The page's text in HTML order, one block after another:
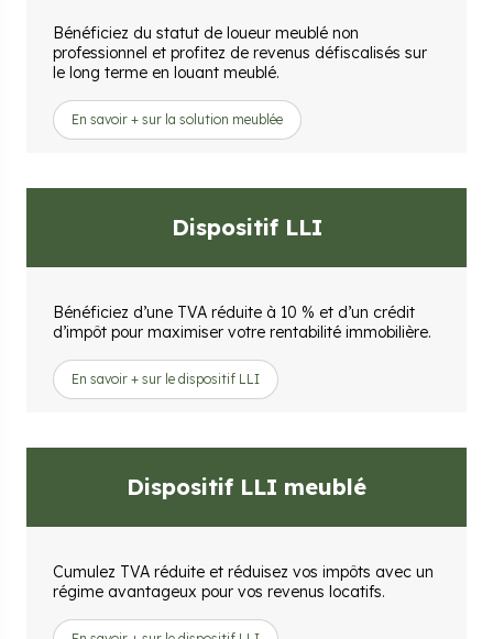
Bénéficiez du statut de loueur meublé non
professionnel et profitez de revenus défiscalisés sur
le long terme en louant meublé.
En savoir + sur la solution meublée
Dispositif LLI
Bénéficiez d’une TVA réduite à 10 % et d’un crédit
d’impôt pour maximiser votre rentabilité immobilière.
En savoir + sur le dispositif LLI
Dispositif LLI meublé
Cumulez TVA réduite et réduisez vos impôts avec un
régime avantageux pour vos revenus locatifs.